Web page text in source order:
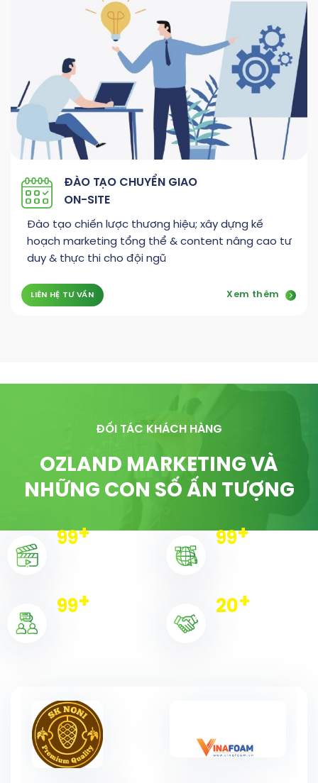
ĐÀO TẠO CHUYỂN GIAO
ON-SITE
Đào tạo chiến lược thương hiệu; xây dựng kế
hoạch marketing tổng thể & content nâng cao tư
duy & thực thi cho đội ngũ
LIÊN HỆ TƯ VẤN Xem thêm
ĐỐI TÁC KHÁCH HÀNG
OZLAND MARKETING VÀ
NHỮNG CON SỐ ẤN TƯỢNG
100+ 100+
100+ 20+